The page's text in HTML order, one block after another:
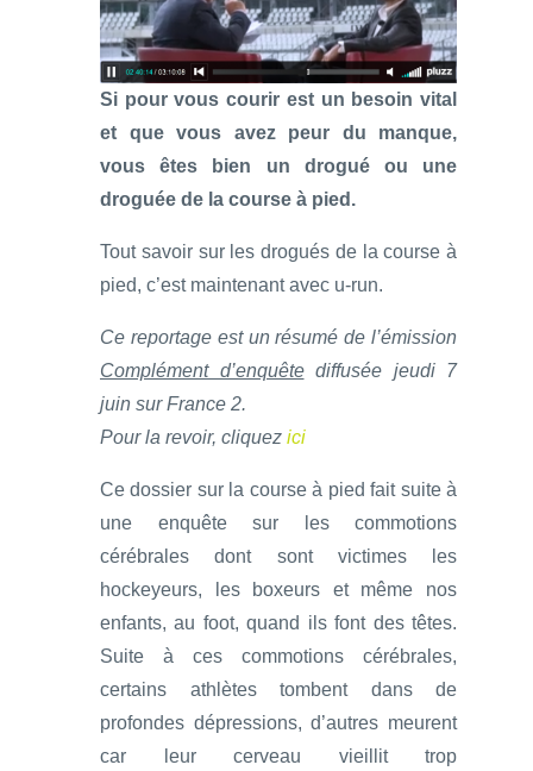
Si pour vous courir est un besoin vital
et que vous avez peur du manque,
vous êtes bien un drogué ou une
droguée de la course à pied.
Tout savoir sur les drogués de la course à
pied, c’est maintenant avec u-run.
Ce reportage est un résumé de l’émission
Complément d’enquêtediffusée jeudi 7
juin sur France 2.
Pour la revoir, cliquez ici
Ce dossier sur la course à pied fait suite à
une enquête sur les commotions
cérébrales dont sont victimes les
hockeyeurs, les boxeurs et même nos
enfants, au foot, quand ils font des têtes.
Suite à ces commotions cérébrales,
certains athlètes tombent dans de
profondes dépressions, d’autres meurent
car leur cerveau vieillit trop